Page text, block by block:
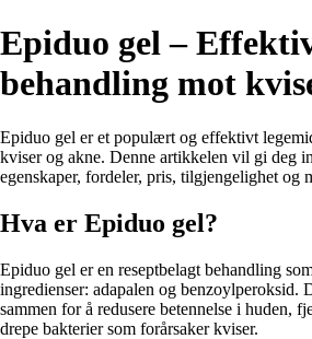
Epiduo gel –
behandling mot
Epiduo gel er et populært og effektivt
kviser og akne. Denne artikkelen vil gi deg
egenskaper, fordeler, pris, tilgjengelighet og
Hva er Epiduo gel?
Epiduo gel er en reseptbelagt behandling
ingredienser: adapalen og benzoylperoksid.
sammen for å redusere betennelse i huden,
drepe bakterier som forårsaker kviser.